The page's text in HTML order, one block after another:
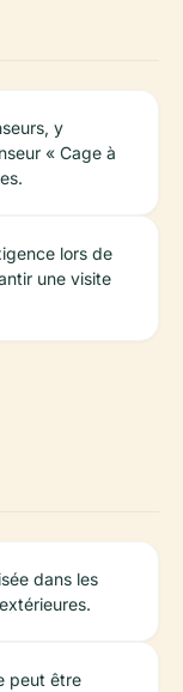
y
« Cage à
lors de
une visite
dans les
peut être